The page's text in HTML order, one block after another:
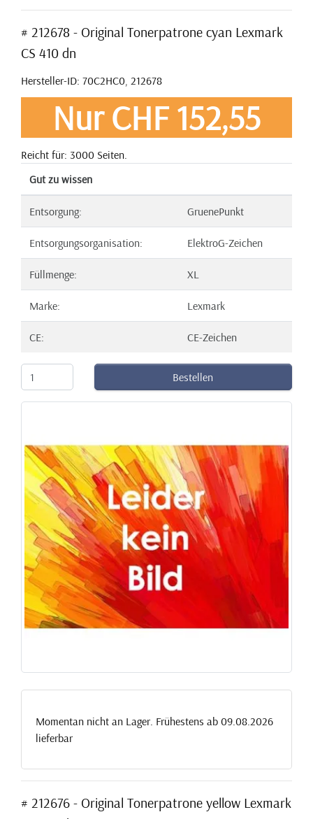
# 212678 - Original Tonerpatrone cyan Lexmark
CS 410 dn
Hersteller-ID: 70C2HC0, 212678
Nur CHF 152,55
Reicht für: 3000 Seiten.
Gut zu wissen
Entsorgung: GruenePunkt
Entsorgungsorganisation: ElektroG-Zeichen
Füllmenge: XL
Marke: Lexmark
CE: CE-Zeichen
Bestellen
Momentan nicht an Lager. Frühestens ab 09.08.2026
lieferbar
# 212676 - Original Tonerpatrone yellow Lexmark